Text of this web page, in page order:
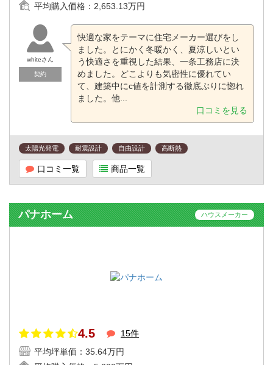
平均購入価格： 2,653.13万円
whiteさん
契約
快適な家をテーマに住宅メーカー選びをし
ました。とにかく冬暖かく、夏涼しいとい
う快適さを重視した結果、一条工務店に決
めました。どこよりも気密性に優れてい
て、建築中にc値を計測する徹底ぶりに惚れ
ました。他...
口コミを見る
太陽光発電 耐震設計 自由設計 高断熱
口コミ一覧 商品一覧
パナホーム ハウスメーカー
4.5
15件
平均坪単価： 35.64万円